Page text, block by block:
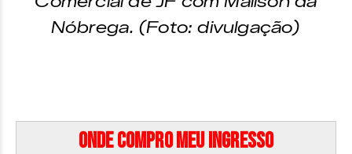
Nóbrega. (Foto: divulgação)
Onde compro meu ingresso